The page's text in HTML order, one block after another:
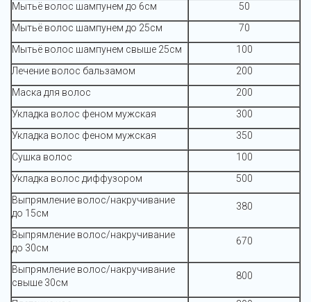
Мытьё волос шампунем до 6см
50
Мытьё волос шампунем до 25см
70
Мытьё волос шампунем свыше 25см
100
Лечение волос бальзамом
200
Маска для волос
200
Укладка волос феном мужская
300
Укладка волос феном мужская
350
Сушка волос
100
Укладка волос диффузором
500
Выпрямление волос/накручивание
до 15см
380
Выпрямление волос/накручивание
до 30см
670
Выпрямление волос/накручивание
свыше 30см
800